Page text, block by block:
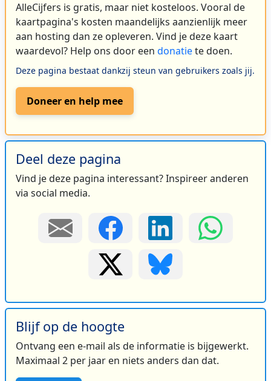
AlleCijfers is gratis, maar niet kosteloos. Vooral de
kaartpagina's kosten maandelijks aanzienlijk meer
aan hosting dan ze opleveren. Vind je deze kaart
waardevol? Help ons door een donatiete doen.
Deze pagina bestaat dankzij steun van gebruikers zoals jij.
Doneer en help mee
Deel deze pagina
Vind je deze pagina interessant? Inspireer anderen
via social media.
Blijf op de hoogte
Ontvang een e-mail als de informatie is bijgewerkt.
Maximaal 2 per jaar en niets anders dan dat.